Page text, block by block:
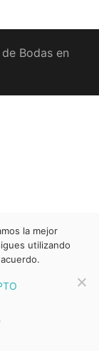
Bodas en
la mejor
utilizando